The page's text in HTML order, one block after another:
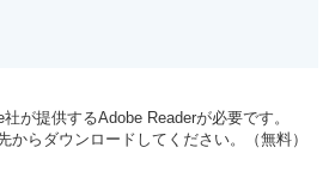
が提供するAdobe Readerが必要です。
らダウンロードしてください。（無料）